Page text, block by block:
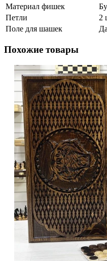
Материал фишек
Петли
2
Поле для шашек
Да
Похожие товары